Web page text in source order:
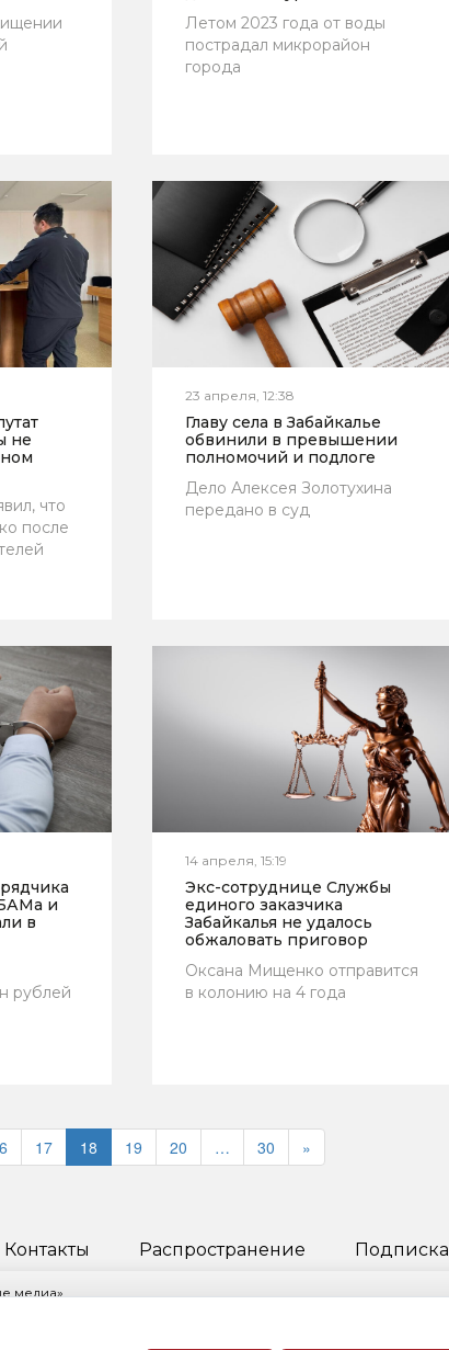
Летом 2023 года от воды
пострадал микрорайон
города
не
что
после
23 апреля, 12:38
Главу села в Забайкалье
обвинили в превышении
полномочий и подлоге
Дело Алексея Золотухина
передано в суд
и
в
рублей
14 апреля, 15:19
Экс-сотруднице Службы
единого заказчика
Забайкалья не удалось
обжаловать приговор
Оксана Мищенко отправится
в колонию на 4 года
17 18 19 20 … 30 »
Контакты Распространение Подписка
медиа»
ул. Ленинградская, д. 53, корп. 2, помещ. 1/2